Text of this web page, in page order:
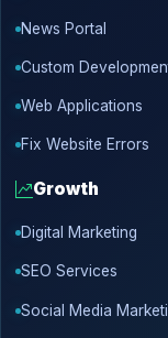
News Portal
Custom
Web Applications
Fix Website Errors
Growth
Digital Marketing
SEO Services
Social Media